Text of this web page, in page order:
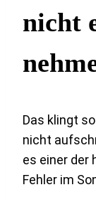
nicht
Das klingt
nicht
es einer der
Fehler im